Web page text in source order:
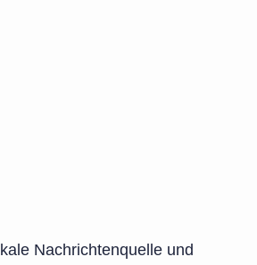
Nachrichtenquelle und